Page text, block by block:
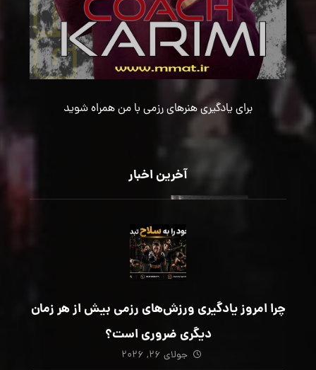
برای یادگیری هنرهای رزمی با من همراه شوید
آخرین اخبار
چرا امروز یادگیری ورزش‌های رزمی بیش از هر زمان
دیگری ضروری است؟
جولای ۲۶, ۲۰۲۶